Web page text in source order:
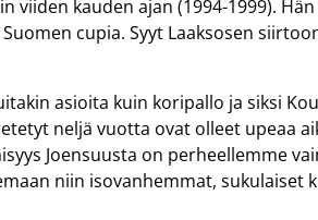
viiden kauden ajan (1994-1999).
cupia. Syyt Laaksosen
asioita kuin koripallo ja siksi
neljä vuotta ovat olleet upeaa
Joensuusta on perheellemme
niin isovanhemmat, sukulaiset